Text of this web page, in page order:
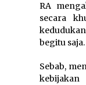
RA
secara
begitu saja.
Sebab,
kebijakan